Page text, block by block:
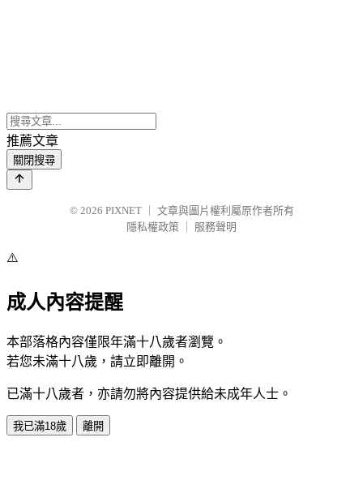
推薦文章
關閉搜尋
© 2026 PIXNET
文章與圖片權利屬原作者所有
隱私權政策
服務聲明
⚠️
成人內容提醒
本部落格內容僅限年滿十八歲者瀏覽。
若您未滿十八歲，請立即離開。
已滿十八歲者，亦請勿將內容提供給未成年人士。
我已滿18歲 離開